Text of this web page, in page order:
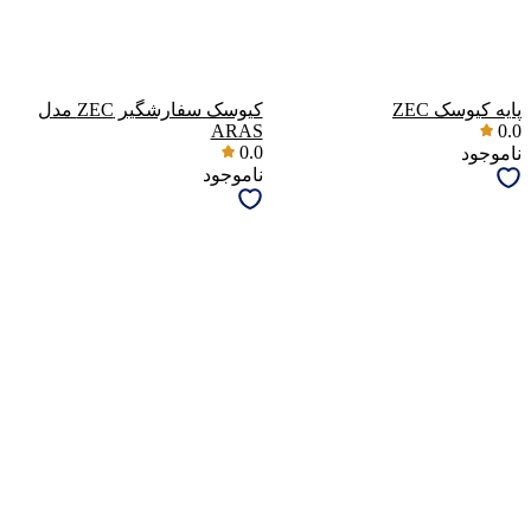
پایه کیوسک ZEC
0.0
ناموجود
کیوسک سفارشگیر ZEC مدل
ARAS
0.0
ناموجود